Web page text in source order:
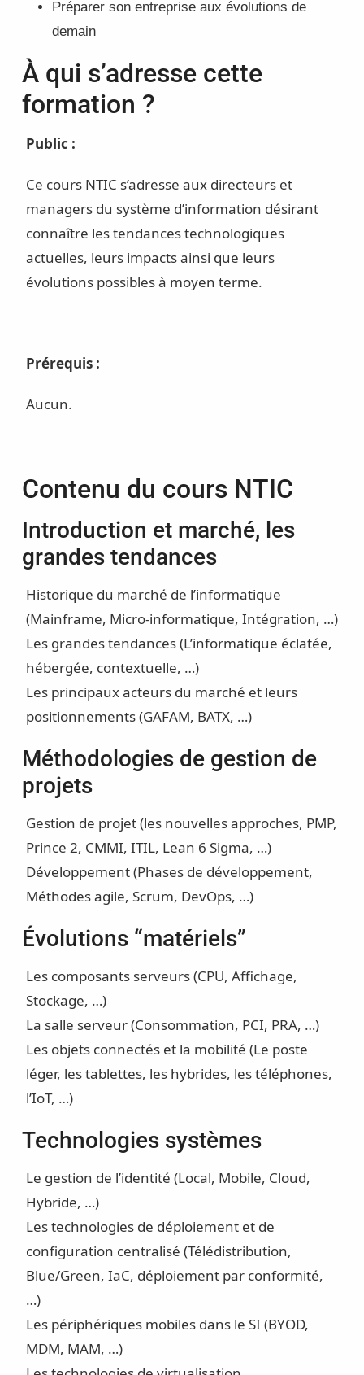
Préparer son entreprise aux évolutions de
demain
À qui s’adresse cette
formation ?
Public :
Ce cours NTIC s’adresse aux directeurs et
managers du système d’information désirant
connaître les tendances technologiques
actuelles, leurs impacts ainsi que leurs
évolutions possibles à moyen terme.
Prérequis :
Aucun.
Contenu du cours NTIC
Introduction et marché, les
grandes tendances
Historique du marché de l’informatique
(Mainframe, Micro-informatique, Intégration, …)
Les grandes tendances (L’informatique éclatée,
hébergée, contextuelle, …)
Les principaux acteurs du marché et leurs
positionnements (GAFAM, BATX, …)
Méthodologies de gestion de
projets
Gestion de projet (les nouvelles approches, PMP,
Prince 2, CMMI, ITIL, Lean 6 Sigma, …)
Développement (Phases de développement,
Méthodes agile, Scrum, DevOps, …)
Évolutions “matériels”
Les composants serveurs (CPU, Affichage,
Stockage, …)
La salle serveur (Consommation, PCI, PRA, …)
Les objets connectés et la mobilité (Le poste
léger, les tablettes, les hybrides, les téléphones,
l’IoT, …)
Technologies systèmes
Le gestion de l’identité (Local, Mobile, Cloud,
Hybride, …)
Les technologies de déploiement et de
configuration centralisé (Télédistribution,
Blue/Green, IaC, déploiement par conformité,
…)
Les périphériques mobiles dans le SI (BYOD,
MDM, MAM, …)